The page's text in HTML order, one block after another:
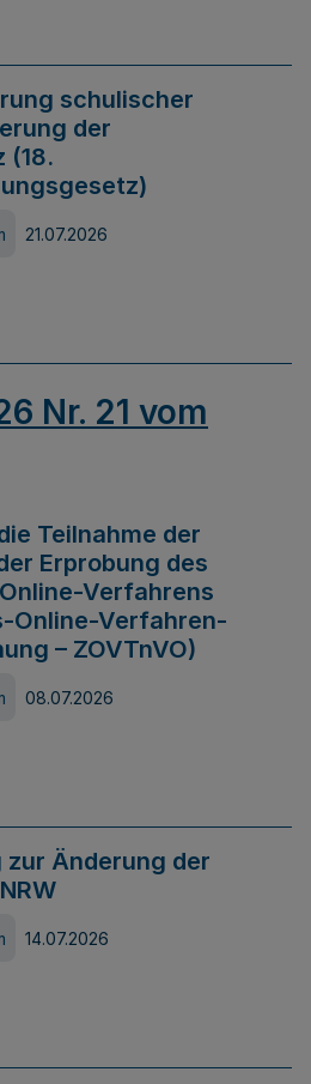
schulischer
der
(18.
21.07.2026
Nr. 21 vom
Teilnahme der
Erprobung des
Verfahrens
Online-Verfahren-
– ZOVTnVO)
08.07.2026
Änderung der
14.07.2026